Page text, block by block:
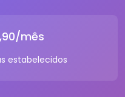
mês
estabelecidos